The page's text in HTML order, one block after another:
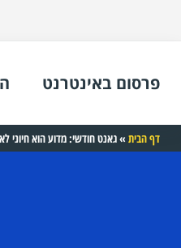
פרסום באינטרנט
דף הבית »גאנט חודשי: מדוע הוא חיוני